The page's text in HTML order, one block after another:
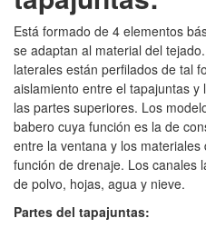
Está formado de 4 elementos
se adaptan al material del
laterales están perfilados de tal
aislamiento entre el tapajuntas
las partes superiores. Los
babero cuya función es la de
entre la ventana y los
función de drenaje. Los canales
de polvo, hojas, agua y nieve.
Partes del tapajuntas: